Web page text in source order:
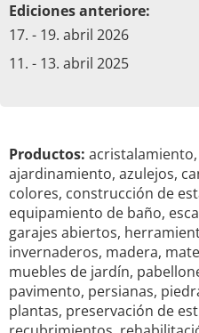
Ediciones anteriore:
17. - 19. abril 2026
11. - 13. abril 2025
Productos:
ajardinamiento, azulejos,
colores, construcción de
equipamiento de baño,
garajes abiertos,
invernaderos, madera,
muebles de jardín,
pavimento, persianas,
plantas, preservación de